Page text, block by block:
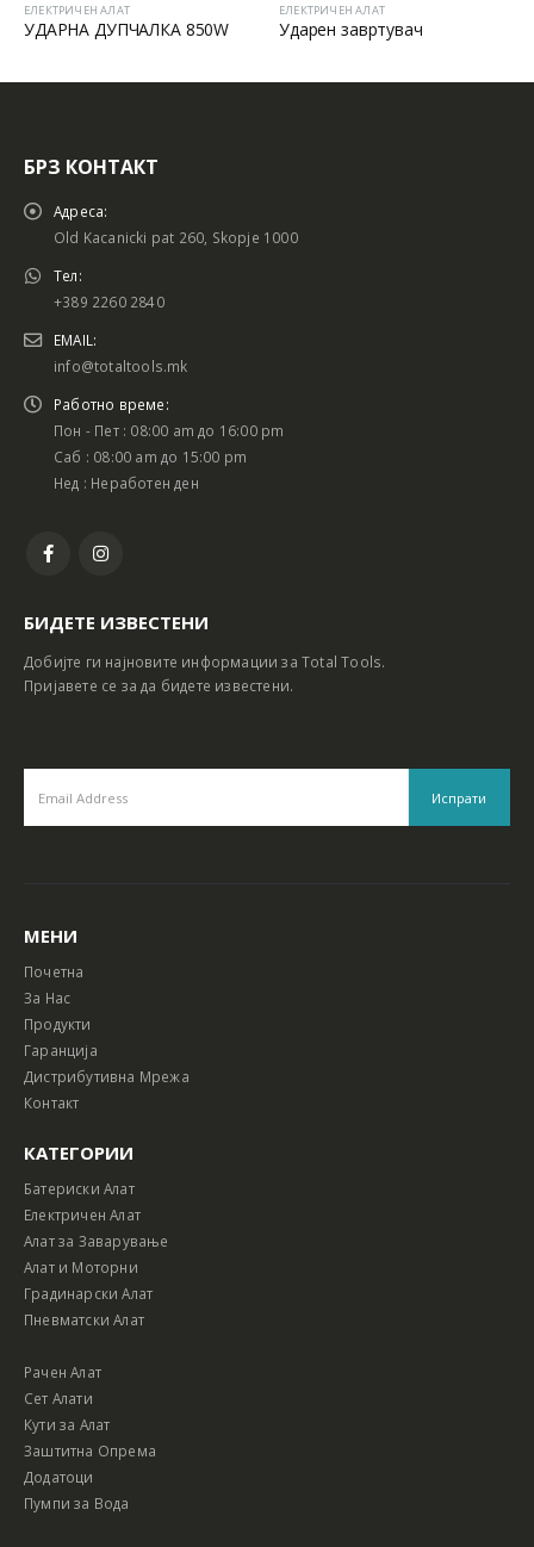
ЕЛЕКТРИЧЕН АЛАТ
УДАРНА ДУПЧАЛКА 850W
ЕЛЕКТРИЧЕН АЛАТ
Ударен завртувач
БРЗ КОНТАКТ
Адреса:
Old Kacanicki pat 260, Skopje 1000
Тел:
+389 2260 2840
EMAIL:
info@totaltools.mk
Работно време:
Пон - Пет : 08:00 am до 16:00 pm
Саб : 08:00 am до 15:00 pm
Нед : Неработен ден
БИДЕТЕ ИЗВЕСТЕНИ
Добијте ги најновите информации за Total Tools.
Пријавете се за да бидете известени.
МЕНИ
Почетна
За Нас
Продукти
Гаранција
Дистрибутивна Мрежа
Контакт
КАТЕГОРИИ
Батериски Алат
Електричен Алат
Алат за Заварување
Алат и Моторни
Градинарски Алат
Пневматски Алат
Рачен Алат
Сет Алати
Кути за Алат
Заштитна Опрема
Додатоци
Пумпи за Вода